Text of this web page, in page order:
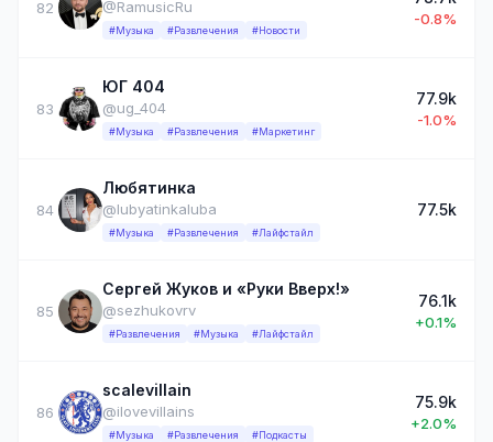
82 @RamusicRu
#Музыка #Развлечения #Новости
-0.8%
83
ЮГ 404
@ug_404
#Музыка #Развлечения #Маркетинг
77.9k
-1.0%
84
Любятинка
@lubyatinkaluba
#Музыка #Развлечения #Лайфстайл
77.5k
85
Сергей Жуков и «Руки Вверх!»
@sezhukovrv
#Развлечения #Музыка #Лайфстайл
76.1k
+0.1%
86
scalevillain
@ilovevillains
#Музыка #Развлечения #Подкасты
75.9k
+2.0%